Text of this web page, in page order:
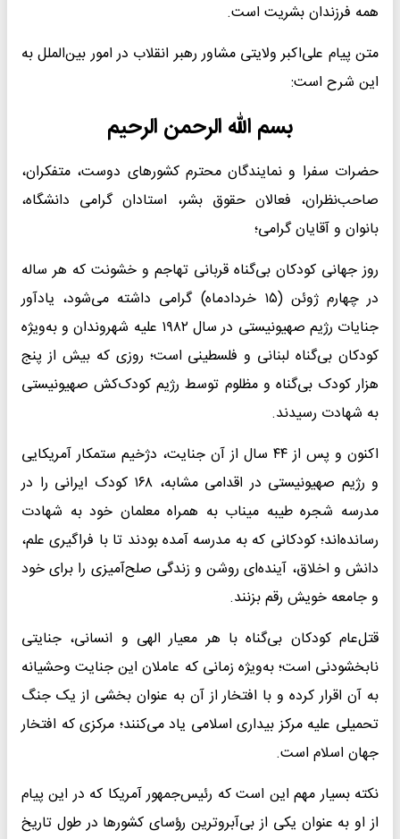
همه فرزندان بشریت است.
متن پیام علی‌اکبر ولایتی مشاور رهبر انقلاب در امور بین‌الملل به
این شرح است:
بسم الله الرحمن الرحیم
حضرات سفرا و نمایندگان محترم کشورهای دوست، متفکران،
صاحب‌نظران، فعالان حقوق بشر، استادان گرامی دانشگاه،
بانوان و آقایان گرامی؛
روز جهانی کودکان بی‌گناه قربانی تهاجم و خشونت که هر ساله
در چهارم ژوئن (۱۵ خردادماه) گرامی داشته می‌شود، یادآور
جنایات رژیم صهیونیستی در سال ۱۹۸۲ علیه شهروندان و به‌ویژه
کودکان بی‌گناه لبنانی و فلسطینی است؛ روزی که بیش از پنج
هزار کودک بی‌گناه و مظلوم توسط رژیم کودک‌کش صهیونیستی
به شهادت رسیدند.
اکنون و پس از ۴۴ سال از آن جنایت، دژخیم ستمکار آمریکایی
و رژیم صهیونیستی در اقدامی مشابه، ۱۶۸ کودک ایرانی را در
مدرسه شجره طیبه میناب به همراه معلمان خود به شهادت
رسانده‌اند؛ کودکانی که به مدرسه آمده بودند تا با فراگیری علم،
دانش و اخلاق، آینده‌ای روشن و زندگی صلح‌آمیزی را برای خود
و جامعه خویش رقم بزنند.
قتل‌عام کودکان بی‌گناه با هر معیار الهی و انسانی، جنایتی
نابخشودنی است؛ به‌ویژه زمانی که عاملان این جنایت وحشیانه
به آن اقرار کرده و با افتخار از آن به عنوان بخشی از یک جنگ
تحمیلی علیه مرکز بیداری اسلامی یاد می‌کنند؛ مرکزی که افتخار
جهان اسلام است.
نکته بسیار مهم این است که رئیس‌جمهور آمریکا که در این پیام
از او به عنوان یکی از بی‌آبروترین رؤسای کشورها در طول تاریخ